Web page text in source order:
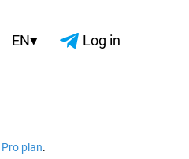
EN▾ Log in
Pro plan.